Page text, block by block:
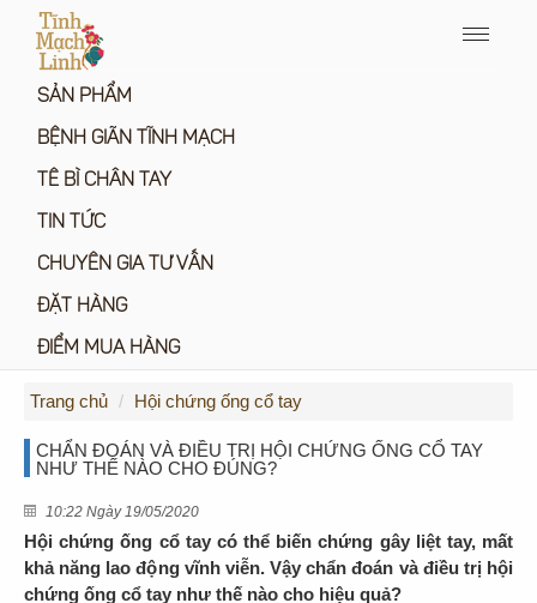
Menu
SẢN PHẨM
BỆNH GIÃN TĨNH MẠCH
TÊ BÌ CHÂN TAY
TIN TỨC
CHUYÊN GIA TƯ VẤN
ĐẶT HÀNG
ĐIỂM MUA HÀNG
Trang chủ Hội chứng ống cổ tay
CHẨN ĐOÁN VÀ ĐIỀU TRỊ HỘI CHỨNG ỐNG CỔ TAY
NHƯ THẾ NÀO CHO ĐÚNG?
10:22 Ngày 19/05/2020
Hội chứng ống cổ tay có thể biến chứng gây liệt tay, mất
khả năng lao động vĩnh viễn. Vậy chẩn đoán và điều trị hội
chứng ống cổ tay như thế nào cho hiệu quả?